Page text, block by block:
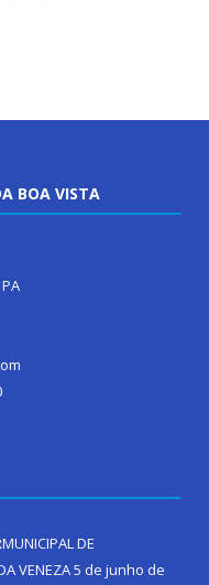
BOA VISTA
DE
VENEZA5 de junho de